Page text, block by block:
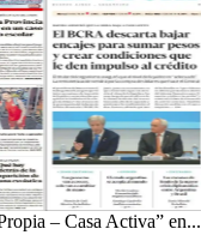
– Casa Activa” en...